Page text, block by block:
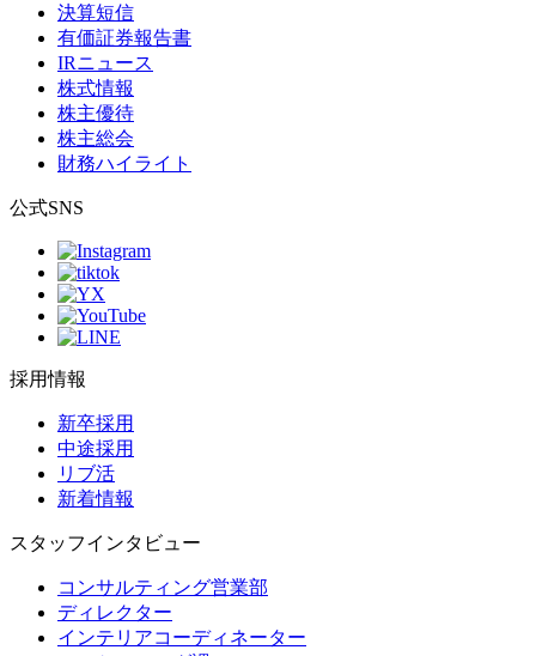
決算短信
有価証券報告書
IRニュース
株式情報
株主優待
株主総会
財務ハイライト
公式SNS
採用情報
新卒採用
中途採用
リブ活
新着情報
スタッフインタビュー
コンサルティング営業部
ディレクター
インテリアコーディネーター